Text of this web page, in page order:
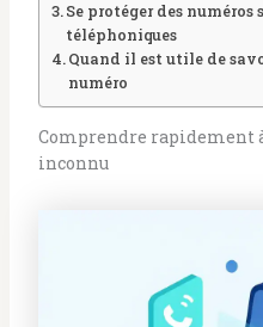
Se protéger des numéros
téléphoniques
Quand il est utile de
numéro
Comprendre rapidement
inconnu